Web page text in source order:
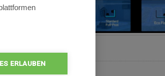
ERLAUBEN